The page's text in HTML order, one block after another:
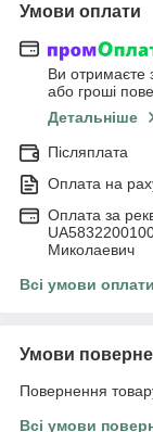
Умови оплати
Ви отримаєте
або гроші
Детальніше
Післяплата
Оплата на
Оплата за
Миколаевич
Всі умови оплати
Умови
Повернення
Всі умови